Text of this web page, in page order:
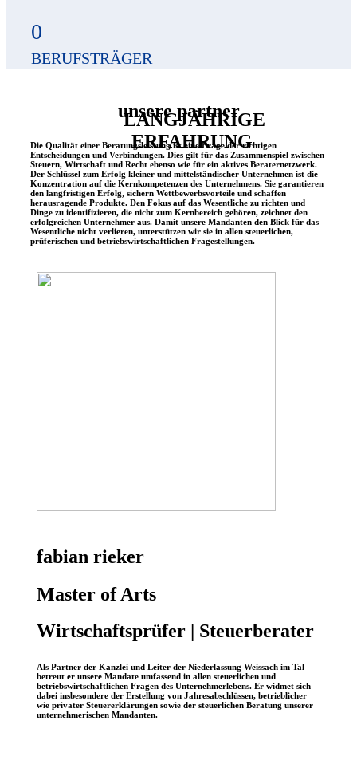
0
BERUFSTRÄGER
unsere partner
LANGJÄHRIGE
ERFAHRUNG
Die Qualität einer Beratungsleistung ist eine Frage der richtigen
Entscheidungen und Verbindungen. Dies gilt für das Zusammenspiel zwischen
Steuern, Wirtschaft und Recht ebenso wie für ein aktives Beraternetzwerk.
Der Schlüssel zum Erfolg kleiner und mittelständischer Unternehmen ist die
Konzentration auf die Kernkompetenzen des Unternehmens. Sie garantieren
den langfristigen Erfolg, sichern Wettbewerbsvorteile und schaffen
herausragende Produkte. Den Fokus auf das Wesentliche zu richten und
Dinge zu identifizieren, die nicht zum Kernbereich gehören, zeichnet den
erfolgreichen Unternehmer aus. Damit unsere Mandanten den Blick für das
Wesentliche nicht verlieren, unterstützen wir sie in allen steuerlichen,
prüferischen und betriebswirtschaftlichen Fragestellungen.
fabian rieker
Master of Arts
Wirtschaftsprüfer | Steuerberater
Als Partner der Kanzlei und Leiter der Niederlassung Weissach im Tal
betreut er unsere Mandate umfassend in allen steuerlichen und
betriebswirtschaftlichen Fragen des Unternehmerlebens. Er widmet sich
dabei insbesondere der Erstellung von Jahresabschlüssen, betrieblicher
wie privater Steuererklärungen sowie der steuerlichen Beratung unserer
unternehmerischen Mandanten.